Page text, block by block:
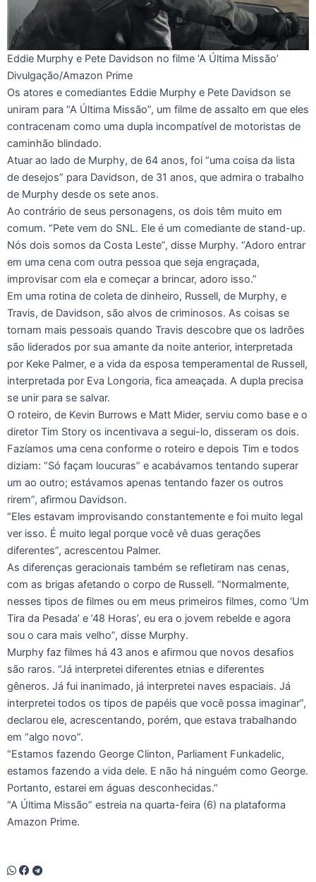
Eddie Murphy e Pete Davidson no filme ‘A Última Missão’
Divulgação/Amazon Prime
Os atores e comediantes Eddie Murphy e Pete Davidson se
uniram para “A Última Missão”, um filme de assalto em que eles
contracenam como uma dupla incompatível de motoristas de
caminhão blindado.
Atuar ao lado de Murphy, de 64 anos, foi “uma coisa da lista
de desejos” para Davidson, de 31 anos, que admira o trabalho
de Murphy desde os sete anos.
Ao contrário de seus personagens, os dois têm muito em
comum. “Pete vem do SNL. Ele é um comediante de stand-up.
Nós dois somos da Costa Leste”, disse Murphy. “Adoro entrar
em uma cena com outra pessoa que seja engraçada,
improvisar com ela e começar a brincar, adoro isso.”
Em uma rotina de coleta de dinheiro, Russell, de Murphy, e
Travis, de Davidson, são alvos de criminosos. As coisas se
tornam mais pessoais quando Travis descobre que os ladrões
são liderados por sua amante da noite anterior, interpretada
por Keke Palmer, e a vida da esposa temperamental de Russell,
interpretada por Eva Longoria, fica ameaçada. A dupla precisa
se unir para se salvar.
O roteiro, de Kevin Burrows e Matt Mider, serviu como base e o
diretor Tim Story os incentivava a segui-lo, disseram os dois.
Fazíamos uma cena conforme o roteiro e depois Tim e todos
diziam: “Só façam loucuras” e acabávamos tentando superar
um ao outro; estávamos apenas tentando fazer os outros
rirem”, afirmou Davidson.
“Eles estavam improvisando constantemente e foi muito legal
ver isso. É muito legal porque você vê duas gerações
diferentes”, acrescentou Palmer.
As diferenças geracionais também se refletiram nas cenas,
com as brigas afetando o corpo de Russell. “Normalmente,
nesses tipos de filmes ou em meus primeiros filmes, como ‘Um
Tira da Pesada’ e ’48 Horas’, eu era o jovem rebelde e agora
sou o cara mais velho”, disse Murphy.
Murphy faz filmes há 43 anos e afirmou que novos desafios
são raros. “Já interpretei diferentes etnias e diferentes
gêneros. Já fui inanimado, já interpretei naves espaciais. Já
interpretei todos os tipos de papéis que você possa imaginar”,
declarou ele, acrescentando, porém, que estava trabalhando
em “algo novo”.
“Estamos fazendo George Clinton, Parliament Funkadelic,
estamos fazendo a vida dele. E não há ninguém como George.
Portanto, estarei em águas desconhecidas.”
“A Última Missão” estreia na quarta-feira (6) na plataforma
Amazon Prime.